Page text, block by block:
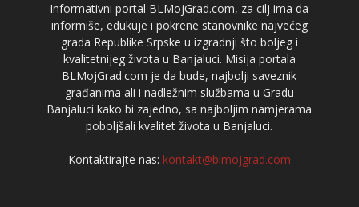
Informativni portal BLMojGrad.com, za cilj ima da
informiše, edukuje i pokrene stanovnike najvećeg
grada Republike Srpske u izgradnji što boljeg i
kvalitetnijeg života u Banjaluci. Misija portala
BLMojGrad.com je da bude, najbolji saveznik
građanima ali i nadležnim službama u Gradu
Banjaluci kako bi zajedno, sa najboljim namjerama
poboljšali kvalitet života u Banjaluci.
Kontaktirajte nas: kontakt@blmojgrad.com